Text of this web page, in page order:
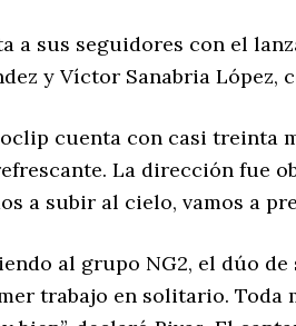
a sus seguidores con el
y Víctor Sanabria
cuenta con casi treinta
La dirección fue
a subir al cielo, vamos a
al grupo NG2, el dúo
trabajo en solitario.